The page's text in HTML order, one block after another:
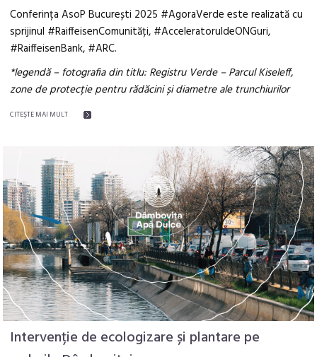
Conferința AsoP București 2025 #AgoraVerde este realizată cu
sprijinul #RaiffeisenComunități, #AcceleratoruldeONGuri,
#RaiffeisenBank, #ARC.
*legendă – fotografia din titlu: Registru Verde – Parcul Kiseleff,
zone de protecție pentru rădăcini și diametre ale trunchiurilor
CITEŞTE MAI MULT
Intervenție de ecologizare și plantare pe